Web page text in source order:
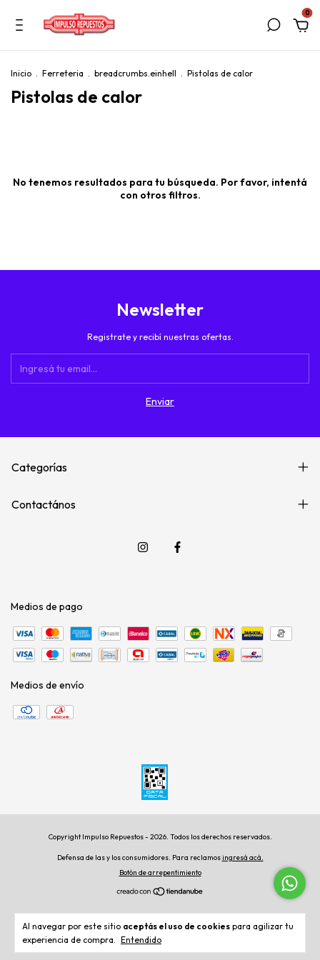
0
Al navegar por este sitio aceptás el uso de cookies para agilizar tu
experiencia de compra. Entendido
Inicio . Ferreteria . breadcrumbs.einhell . Pistolas de calor
Pistolas de calor
No tenemos resultados para tu búsqueda. Por favor, intentá
con otros filtros.
Newsletter
Registrate y recibí nuestras ofertas.
Categorías
Contactános
Medios de pago
Medios de envío
Copyright Impulso Repuestos - 2026. Todos los derechos reservados.
Defensa de las y los consumidores. Para reclamosingresá acá.
Botón de arrepentimiento